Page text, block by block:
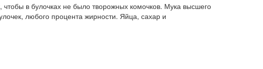
чтобы в булочках не было творожных комочков. Мука высшего
любого процента жирности. Яйца, сахар и